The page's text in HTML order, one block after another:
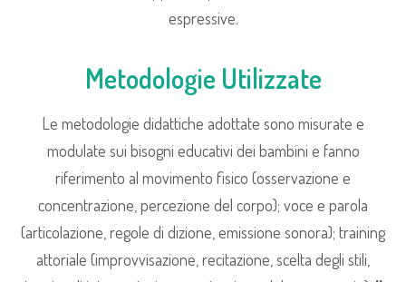
espressive.
Metodologie Utilizzate
Le metodologie didattiche adottate sono misurate e
modulate sui bisogni educativi dei bambini e fanno
riferimento al movimento fisico (osservazione e
concentrazione, percezione del corpo); voce e parola
(articolazione, regole di dizione, emissione sonora); training
attoriale (improvvisazione, recitazione, scelta degli stili,